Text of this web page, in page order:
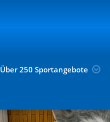
Über 250 Sportangebote